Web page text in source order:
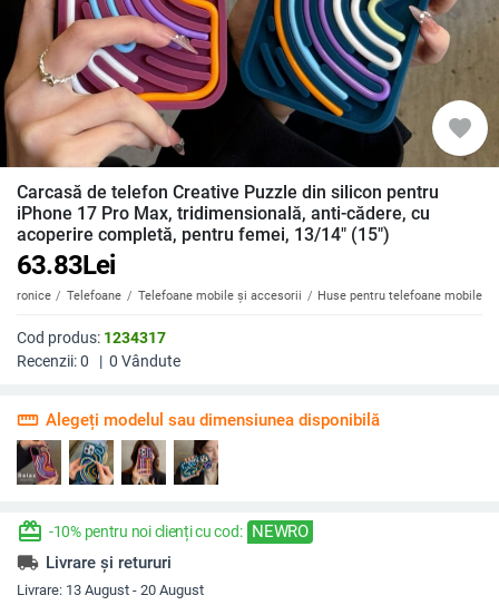
favorite
Carcasă de telefon Creative Puzzle din silicon pentru
iPhone 17 Pro Max, tridimensională, anti-cădere, cu
acoperire completă, pentru femei, 13/14" (15")
63.83Lei
Telefoane Telefoane mobile și accesorii Huse pentru telefoane mobile
Cod produs: 1234317
Recenzii:0 | 0 Vândute
straighten Alegeți modelul sau dimensiunea disponibilă
redeem -10% pentru noi clienți cu cod: NEWRO
local_shipping Livrare și retururi
Livrare: 13 August - 20 August